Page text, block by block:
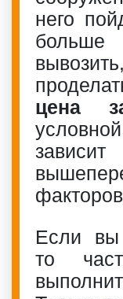
него
больше
цена
Если вы
то